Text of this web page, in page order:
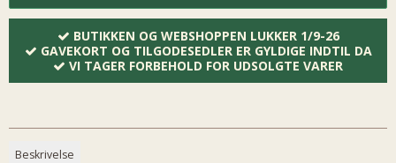
BUTIKKEN OG WEBSHOPPEN LUKKER 1/9-26
GAVEKORT OG TILGODESEDLER ER GYLDIGE INDTIL DA
VI TAGER FORBEHOLD FOR UDSOLGTE VARER
Beskrivelse